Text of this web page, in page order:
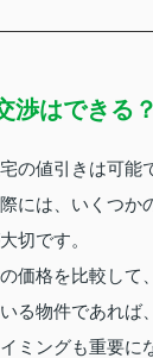
渉はできる
の値引きは可能
には、いくつか
切です。
価格を比較して
る物件であれば
ミングも重要に